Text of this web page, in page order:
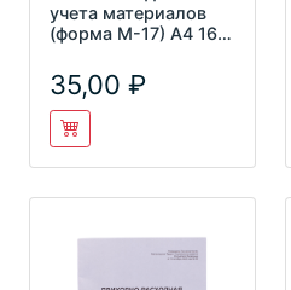
учета материалов
(форма М-17) А4 16л
КЖ-1389
35,00